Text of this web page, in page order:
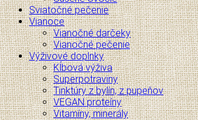
Sviatočné pečenie
Vianoce
Vianočné darčeky
Vianočné pečenie
Výživové doplnky
Kĺbová výživa
Superpotraviny
Tinktúry z bylín, z pupeňov
VEGAN proteíny
Vitamíny, minerály